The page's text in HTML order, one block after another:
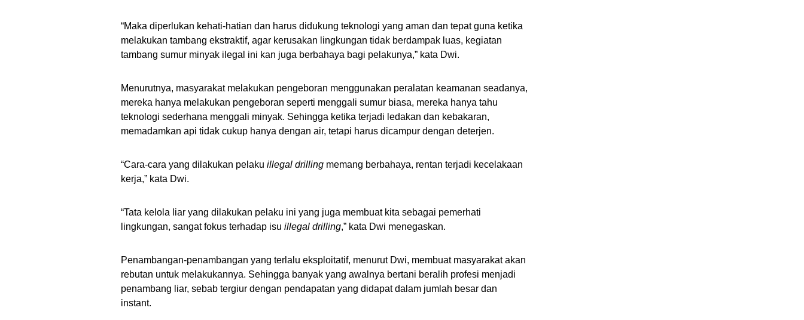
“Maka diperlukan kehati-hatian dan harus didukung teknologi yang aman dan tepat guna ketika
melakukan tambang ekstraktif, agar kerusakan lingkungan tidak berdampak luas, kegiatan
tambang sumur minyak ilegal ini kan juga berbahaya bagi pelakunya,” kata Dwi.
Menurutnya, masyarakat melakukan pengeboran menggunakan peralatan keamanan seadanya,
mereka hanya melakukan pengeboran seperti menggali sumur biasa, mereka hanya tahu
teknologi sederhana menggali minyak. Sehingga ketika terjadi ledakan dan kebakaran,
memadamkan api tidak cukup hanya dengan air, tetapi harus dicampur dengan deterjen.
“Cara-cara yang dilakukan pelaku illegal drilling memang berbahaya, rentan terjadi kecelakaan
kerja,” kata Dwi.
“Tata kelola liar yang dilakukan pelaku ini yang juga membuat kita sebagai pemerhati
lingkungan, sangat fokus terhadap isu illegal drilling,” kata Dwi menegaskan.
Penambangan-penambangan yang terlalu eksploitatif, menurut Dwi, membuat masyarakat akan
rebutan untuk melakukannya. Sehingga banyak yang awalnya bertani beralih profesi menjadi
penambang liar, sebab tergiur dengan pendapatan yang didapat dalam jumlah besar dan
instant.